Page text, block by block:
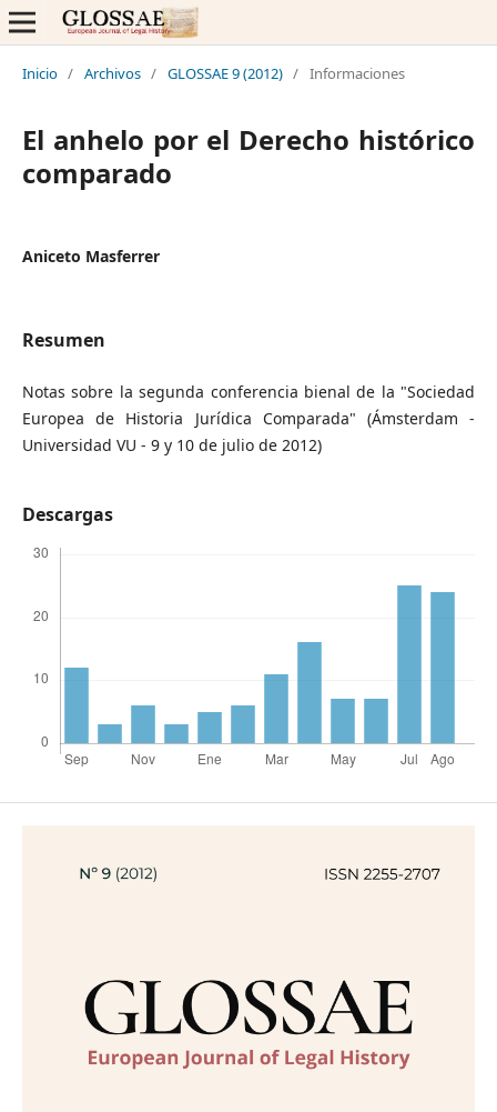
Inicio / Archivos / GLOSSAE 9 (2012) / Informaciones
El anhelo por el Derecho histórico
comparado
Aniceto Masferrer
Resumen
Notas sobre la segunda conferencia bienal de la "Sociedad
Europea de Historia Jurídica Comparada" (Ámsterdam -
Universidad VU - 9 y 10 de julio de 2012)
Descargas